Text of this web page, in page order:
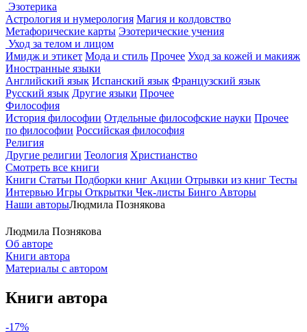
Эзотерика
Астрология и нумерология Магия и колдовство
Метафорические карты Эзотерические учения
Уход за телом и лицом
Имидж и этикет Мода и стиль Прочее Уход за кожей и макияж
Иностранные языки
Английский язык Испанский язык Французский язык
Русский язык Другие языки Прочее
Философия
История философии Отдельные философские науки Прочее
по философии Российская философия
Религия
Другие религии Теология Христианство
Смотреть все книги
Книги Статьи Подборки книг Акции Отрывки из книг Тесты
Интервью Игры Открытки Чек-листы Бинго Авторы
Наши авторыЛюдмила Познякова
Людмила Познякова
Об авторе
Книги автора
Материалы с автором
Книги автора
-17%